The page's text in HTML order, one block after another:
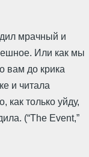
мрачный и
Или как мы
вам до крика
и читала
как только уйду,
(“The Event,”